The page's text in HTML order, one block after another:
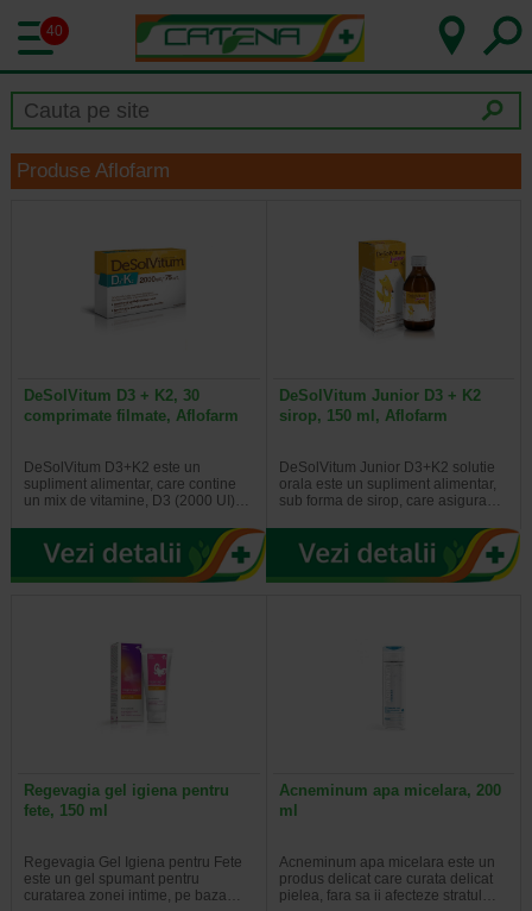
40
Produse Aflofarm
DeSolVitum D3 + K2, 30
comprimate filmate, Aflofarm
DeSolVitum D3+K2 este un
supliment alimentar, care contine
un mix de vitamine, D3 (2000 UI)…
DeSolVitum Junior D3 + K2
sirop, 150 ml, Aflofarm
DeSolVitum Junior D3+K2 solutie
orala este un supliment alimentar,
sub forma de sirop, care asigura…
Regevagia gel igiena pentru
fete, 150 ml
Regevagia Gel Igiena pentru Fete
este un gel spumant pentru
curatarea zonei intime, pe baza…
Acneminum apa micelara, 200
ml
Acneminum apa micelara este un
produs delicat care curata delicat
pielea, fara sa ii afecteze stratul…